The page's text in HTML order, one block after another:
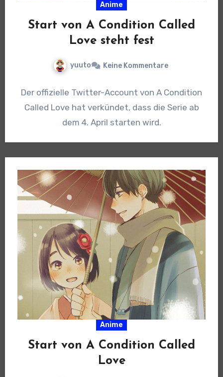
Anime
Start von A Condition Called
Love steht fest
yuuto Keine Kommentare
Der offizielle Twitter-Account von A Condition
Called Love hat verkündet, dass die Serie ab
dem 4. April starten wird.
Anime
Start von A Condition Called
Love